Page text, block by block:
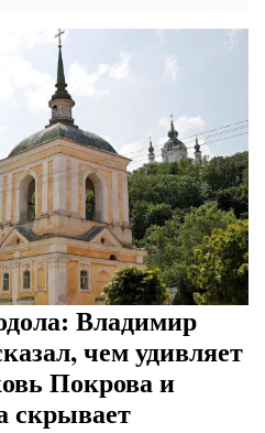
Владимир
чем удивляет
Покрова и
скрывает